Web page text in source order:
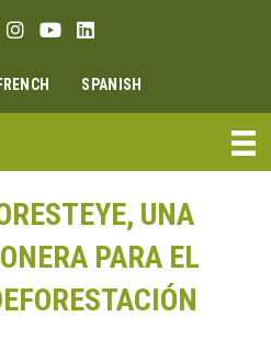
Facebook
Enlace Instagram
Enlace Youtube
Linkedin link
FRENCH SPANISH
UNA
PARA EL